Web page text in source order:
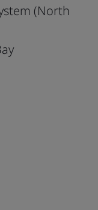
(North